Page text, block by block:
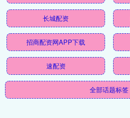
长城配资
招商配资网APP下载
速配资
全部话题标签